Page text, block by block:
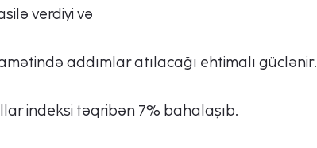
verdiyi və
addımlar atılacağı ehtimalı güclənir.
indeksi təqribən 7% bahalaşıb.